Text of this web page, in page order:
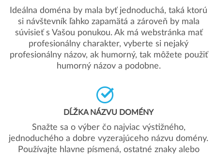
Ideálna doména by mala byť jednoduchá, taká ktorú
si návštevník ľahko zapamätá a zároveň by mala
súvisieť s Vašou ponukou. Ak má webstránka mať
profesionálny charakter, vyberte si nejaký
profesionálny názov, ak humorný, tak môžete použiť
humorný názov a podobne.
DĹŽKA NÁZVU DOMÉNY
Snažte sa o výber čo najviac výstižného,
jednoduchého a dobre vyzerajúceho názvu domény.
Používajte hlavne písmená, ostatné znaky alebo